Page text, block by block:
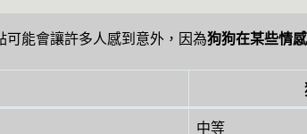
能會讓許多人感到意外，因為狗狗在某些情
中等